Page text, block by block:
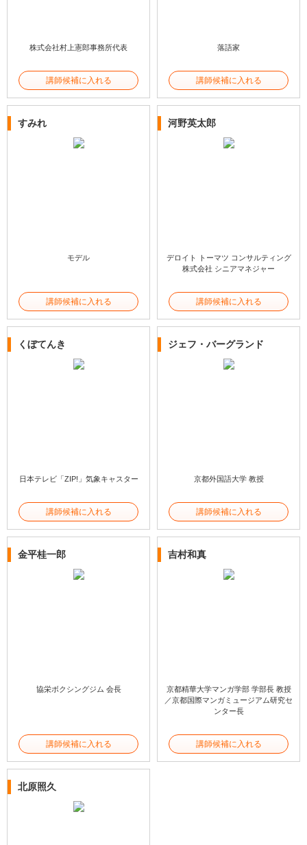
株式会社村上憲郎事務所代表
講師候補に入れる
落語家
講師候補に入れる
すみれ
モデル
講師候補に入れる
河野英太郎
デロイト トーマツ コンサルティング
株式会社 シニアマネジャー
講師候補に入れる
くぼてんき
日本テレビ「ZIP!」気象キャスター
講師候補に入れる
ジェフ・バーグランド
京都外国語大学 教授
講師候補に入れる
金平桂一郎
協栄ボクシングジム 会長
講師候補に入れる
吉村和真
京都精華大学マンガ学部 学部長 教授
／京都国際マンガミュージアム研究セ
ンター長
講師候補に入れる
北原照久